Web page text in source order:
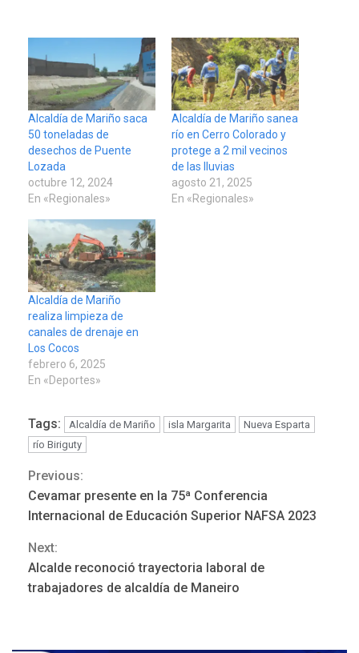
Alcaldía de Mariño saca
50 toneladas de
desechos de Puente
Lozada
octubre 12, 2024
En «Regionales»
Alcaldía de Mariño sanea
río en Cerro Colorado y
protege a 2 mil vecinos
de las lluvias
agosto 21, 2025
En «Regionales»
Alcaldía de Mariño
realiza limpieza de
canales de drenaje en
Los Cocos
febrero 6, 2025
En «Deportes»
Tags: Alcaldía de Mariño isla Margarita
Nueva Esparta
río Biriguty
Continue
Reading
Previous:
Cevamar presente en la 75ª Conferencia
Internacional de Educación Superior NAFSA 2023
Next:
Alcalde reconoció trayectoria laboral de
trabajadores de alcaldía de Maneiro
LATINOAMÉRICA Y CARIBE
TITULARES